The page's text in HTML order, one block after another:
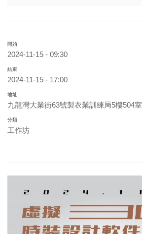
開始
2024-11-15 - 09:30
結束
2024-11-15 - 17:00
地址
九龍灣大業街63號製衣業訓練局5樓504室
分類
工作坊